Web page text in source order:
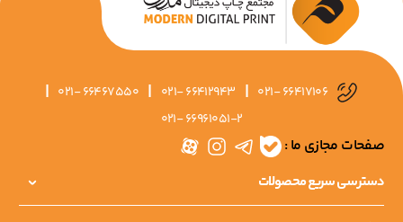
021- 66417106
|
021- 66412943
|
021- 66467550
|
021- 66961051-2
صفحات مجازی ما :
دسترسی سریع محصولات